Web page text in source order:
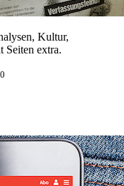
Kultur,
Seiten extra.